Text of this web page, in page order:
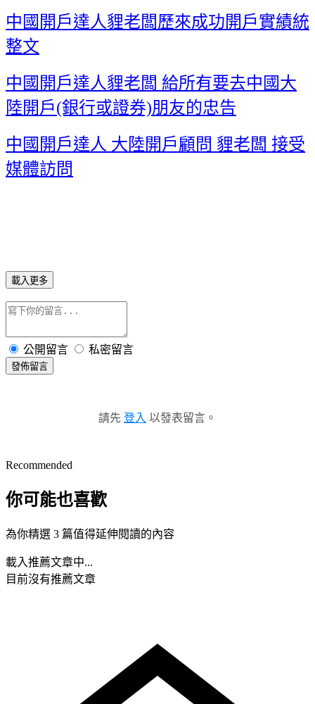
中國開戶達人貍老闆歷來成功開戶實績統
整文
中國開戶達人貍老闆 給所有要去中國大
陸開戶(銀行或證券)朋友的忠告
中國開戶達人 大陸開戶顧問 貍老闆 接受
媒體訪問
載入更多
公開留言 私密留言
發佈留言
請先 登入 以發表留言。
Recommended
你可能也喜歡
為你精選 3 篇值得延伸閱讀的內容
載入推薦文章中...
目前沒有推薦文章